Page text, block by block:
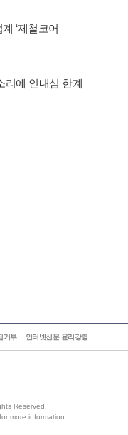
‘제철코어’
리에 인내심 한계
거부 인터넷신문 윤리강령
Reserved.
more information